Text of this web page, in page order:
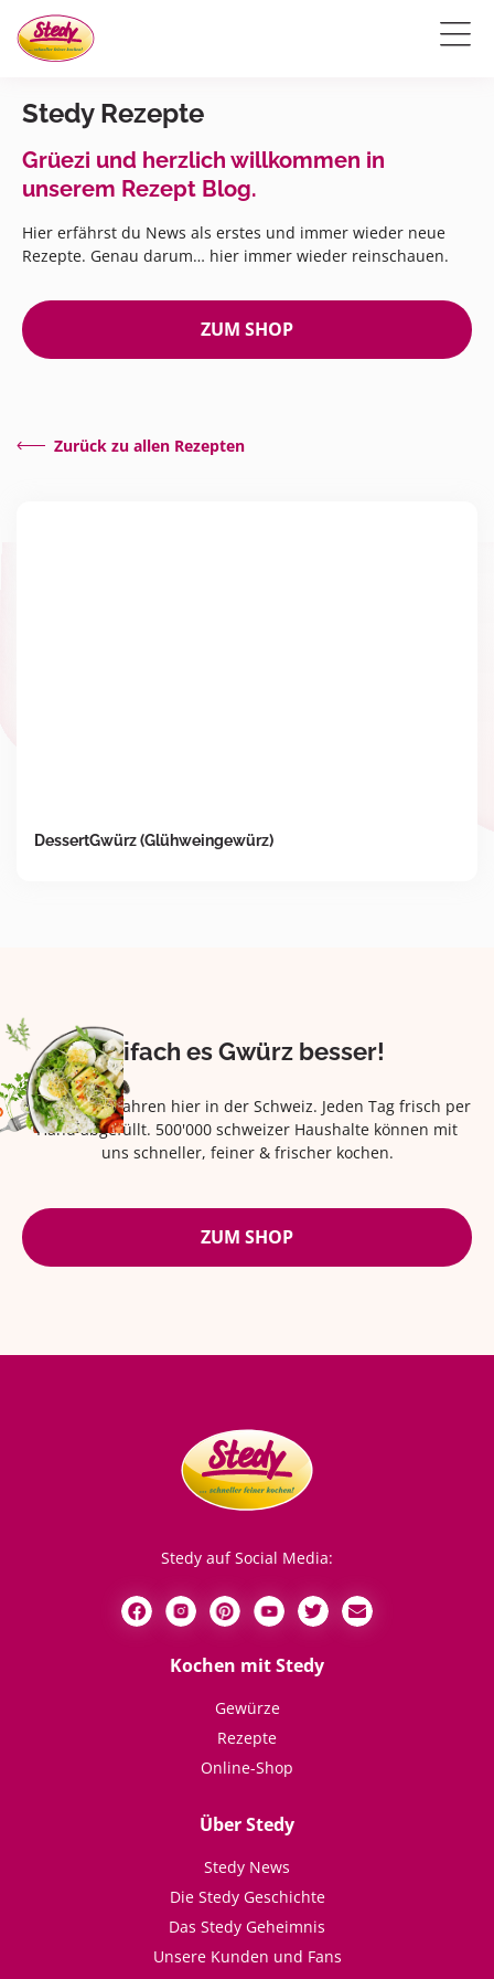
Stedy Rezepte
Grüezi und herzlich willkommen in
unserem Rezept Blog.
Hier erfährst du News als erstes und immer wieder neue
Rezepte. Genau darum… hier immer wieder reinschauen.
ZUM SHOP
Zurück zu allen Rezepten
DessertGwürz (Glühweingewürz)
Eifach es Gwürz besser!
Seit über 42 Jahren hier in der Schweiz. Jeden Tag frisch per
Hand abgefüllt. 500'000 schweizer Haushalte können mit
uns schneller, feiner & frischer kochen.
ZUM SHOP
Stedy auf Social Media:
Kochen mit Stedy
Gewürze
Rezepte
Online-Shop
Über Stedy
Stedy News
Die Stedy Geschichte
Das Stedy Geheimnis
Unsere Kunden und Fans